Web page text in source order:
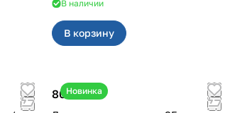
В наличии
В корзину
Новинка
800 ₽